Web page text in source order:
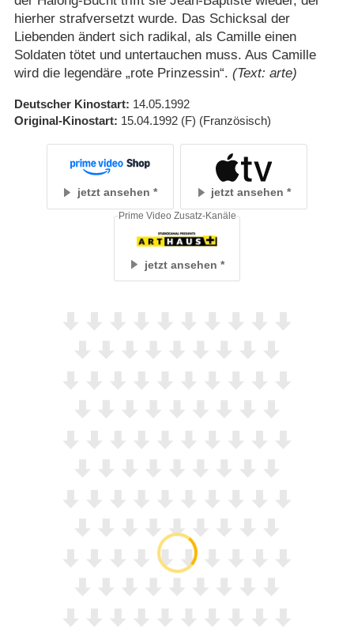
hierher strafversetzt wurde. Das Schicksal der
Liebenden ändert sich radikal, als Camille einen
Soldaten tötet und untertauchen muss. Aus Camille
wird die legendäre „rote Prinzessin“. (Text: arte)
Deutscher Kinostart 14.05.1992
Original-Kinostart 15.04.1992 (F) (Französisch)
jetzt ansehen jetzt ansehen
jetzt ansehen
Prime Video Zusatz-Kanäle